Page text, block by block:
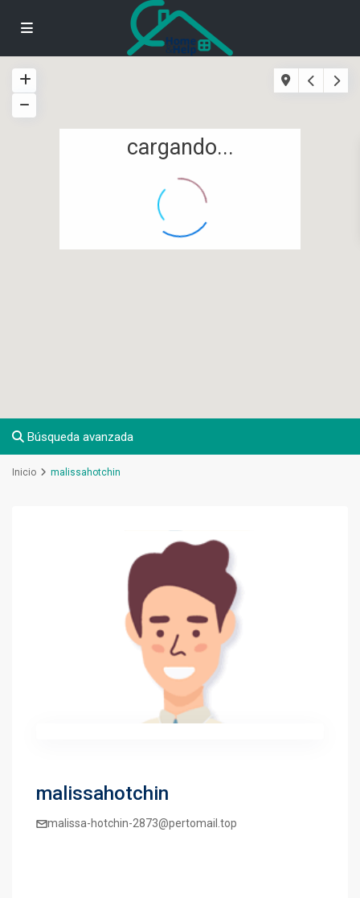
cargando...
Búsqueda avanzada
Inicio malissahotchin
malissahotchin
malissa-hotchin-2873@pertomail.top